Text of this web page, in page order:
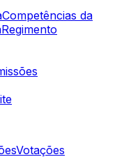
Competências da
Regimento
Votações